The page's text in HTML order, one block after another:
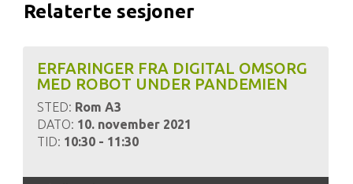
Relaterte sesjoner
ERFARINGER FRA DIGITAL OMSORG
MED ROBOT UNDER PANDEMIEN
STED: Rom A3
DATO: 10. november 2021
TID: 10:30 - 11:30